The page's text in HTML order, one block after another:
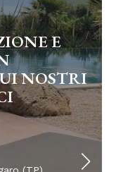
E
NOSTRI